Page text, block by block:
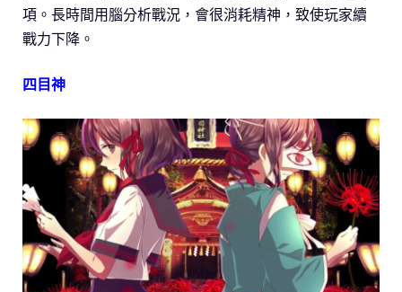
項。長時間用腦分析戰況，會很消耗精神，致使玩家續
戰力下降。
四目神